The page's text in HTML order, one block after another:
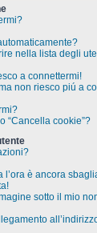
nella lista degli
a connettermi!
non riesco piú a
“Cancella cookie”?
l’ora è ancora
sotto il mio